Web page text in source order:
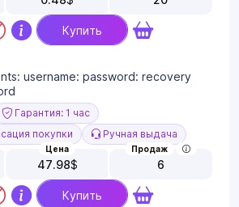
Купить
username: password: recovery
Гарантия: 1 час
покупки
Ручная выдача
Цена
47.98$
Продаж
6
Купить